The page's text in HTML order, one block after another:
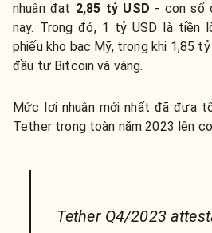
nhuận đạt 2,85 tỷ USD - con số
nay. Trong đó, 1 tỷ USD là tiền
phiếu kho bạc Mỹ, trong khi 1,85
đầu tư Bitcoin và vàng.
Mức lợi nhuận mới nhất đã đưa
Tether trong toàn năm 2023 lên
Tether Q4/2023